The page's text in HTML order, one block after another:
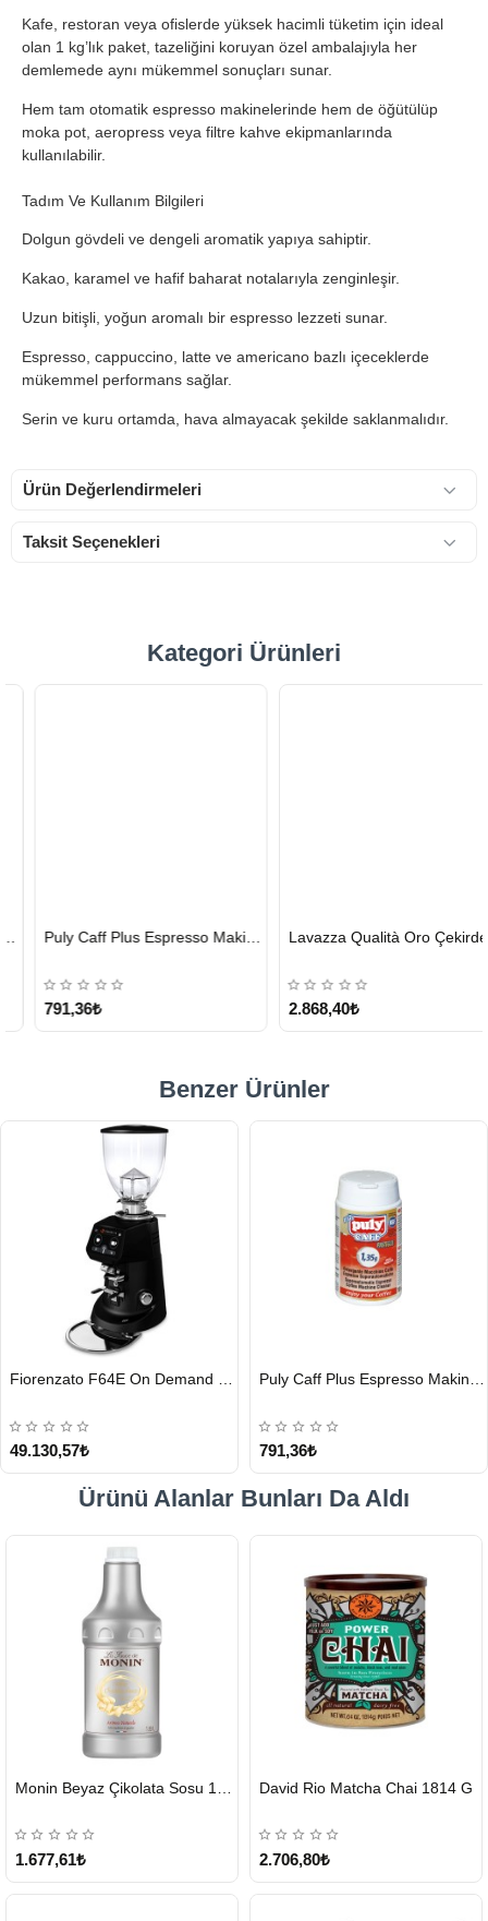
Kafe, restoran veya ofislerde yüksek hacimli tüketim için ideal
olan 1 kg’lık paket, tazeliğini koruyan özel ambalajıyla her
demlemede aynı mükemmel sonuçları sunar.
Hem tam otomatik espresso makinelerinde hem de öğütülüp
moka pot, aeropress veya filtre kahve ekipmanlarında
kullanılabilir.
Tadım Ve Kullanım Bilgileri
Dolgun gövdeli ve dengeli aromatik yapıya sahiptir.
Kakao, karamel ve hafif baharat notalarıyla zenginleşir.
Uzun bitişli, yoğun aromalı bir espresso lezzeti sunar.
Espresso, cappuccino, latte ve americano bazlı içeceklerde
mükemmel performans sağlar.
Serin ve kuru ortamda, hava almayacak şekilde saklanmalıdır.
Ürün Değerlendirmeleri
Taksit Seçenekleri
Kategori Ürünleri
GÖNDERİ
Puly Caff Plus Espresso Makinesi Temizleyici Tablet 100 x 1.35 G
791,36₺
GÖNDERİ
Lavazza Qualità Oro Çekirdek Kahve 1 KG x 2
2.868,40₺
Benzer Ürünler
GÖNDERİ
49.130,57₺
GÖNDERİ
791,36₺
Ürünü Alanlar Bunları Da Aldı
GÖNDERİ
1.677,61₺
GÖNDERİ
David Rio Matcha Chai 1814 G
2.706,80₺